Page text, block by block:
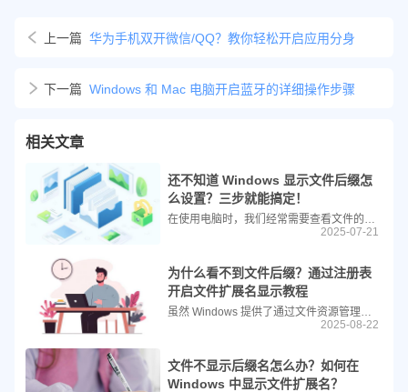
上一篇 华为手机双开微信/QQ？教你轻松开启应用分身
下一篇 Windows 和 Mac 电脑开启蓝牙的详细操作步骤
相关文章
还不知道 Windows 显示文件后缀怎
么设置？三步就能搞定！
2025-07-21
为什么看不到文件后缀？通过注册表
开启文件扩展名显示教程
2025-08-22
文件不显示后缀名怎么办？如何在
Windows 中显示文件扩展名？